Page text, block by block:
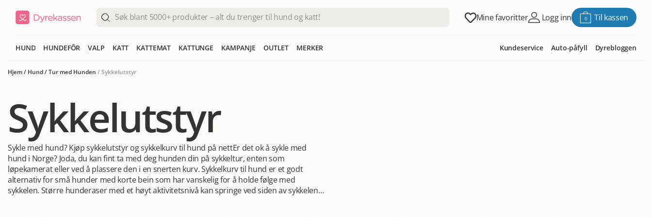
Mine favoritter Logg inn 0 Til kassen
HUND HUNDEFÔR VALP KATT KATTEMAT KATTUNGE KAMPANJE OUTLET MERKER Kundeservice Auto-påfyll Dyrebloggen
Hjem/ Hund/Tur med Hunden /Sykkelutstyr
Sykkelutstyr
Sykle med hund? Kjøp sykkelutstyr og sykkelkurv til hund på nettEr det ok å sykle med
hund i Norge? Joda, du kan fint ta med deg hunden din på sykkeltur, enten som
løpekamerat eller ved å plassere den i en snerten kurv. Sykkelkurv til hund er et godt
alternativ for små hunder med korte bein som har vanskelig for å holde følge med
sykkelen. Større hunderaser med et høyt aktivitetsnivå kan springe ved siden av sykkelen